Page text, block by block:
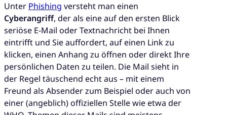
Unter Phishing versteht man einen
Cyberangriff, der als eine auf den ersten Blick
seriöse E-Mail oder Textnachricht bei Ihnen
eintrifft und Sie auffordert, auf einen Link zu
klicken, einen Anhang zu öffnen oder direkt Ihre
persönlichen Daten zu teilen. Die Mail sieht in
der Regel täuschend echt aus – mit einem
Freund als Absender zum Beispiel oder auch von
einer (angeblich) offiziellen Stelle wie etwa der